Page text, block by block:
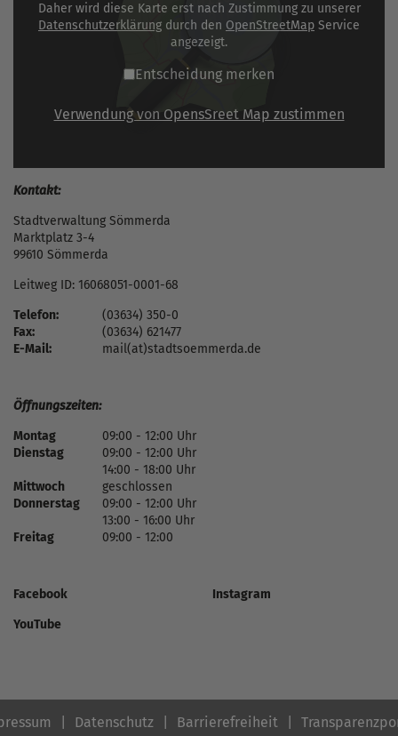
Daher wird diese Karte erst nach Zustimmung zu unserer
Datenschutzerklärung durch den OpenStreetMap Service
angezeigt.
Entscheidung merken
Verwendung von OpensSreet Map zustimmen
Kontakt:
Stadtverwaltung Sömmerda
Marktplatz 3-4
99610 Sömmerda
Leitweg ID: 16068051-0001-68
Telefon:
(03634) 350-0
Fax:
(03634) 621477
E-Mail:
mail(at)stadtsoemmerda.de
Öffnungszeiten:
Montag
09:00 - 12:00 Uhr
Dienstag
09:00 - 12:00 Uhr
14:00 - 18:00 Uhr
Mittwoch
geschlossen
Donnerstag
09:00 - 12:00 Uhr
13:00 - 16:00 Uhr
Freitag
09:00 - 12:00
Facebook
Instagram
YouTube
Datenschutz Barrierefreiheit